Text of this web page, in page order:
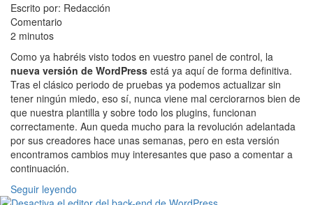
Escrito por: Redacción
Comentario
2 minutos
Como ya habréis visto todos en vuestro panel de control, la
nueva versión de WordPress está ya aquí de forma definitiva.
Tras el clásico periodo de pruebas ya podemos actualizar sin
tener ningún miedo, eso sí, nunca viene mal cerciorarnos bien de
que nuestra plantilla y sobre todo los plugins, funcionan
correctamente. Aun queda mucho para la revolución adelantada
por sus creadores hace unas semanas, pero en esta versión
encontramos cambios muy interesantes que paso a comentar a
continuación.
Seguir leyendo